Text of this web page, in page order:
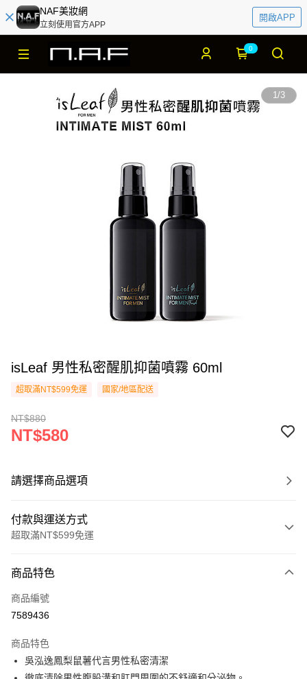
NAF美妝網
立刻使用官方APP
開啟APP
0
1/3
isLeaf 男性私密醒肌抑菌噴霧 60ml
超取滿NT$599免運 國家/地區配送
NT$880
NT$580
請選擇商品選項
付款與運送方式
超取滿NT$599免運
信用卡一次付款
超商取貨付款
Apple Pay
商品特色
商品編號
7589436
商品特色
吳泓逸鳳梨鼠薯代言男性私密清潔